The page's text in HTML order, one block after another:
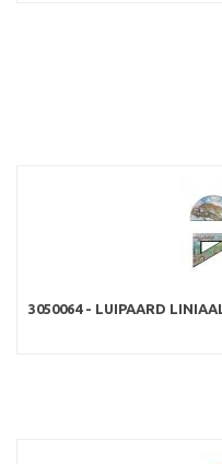
3050064 - LUIPAARD